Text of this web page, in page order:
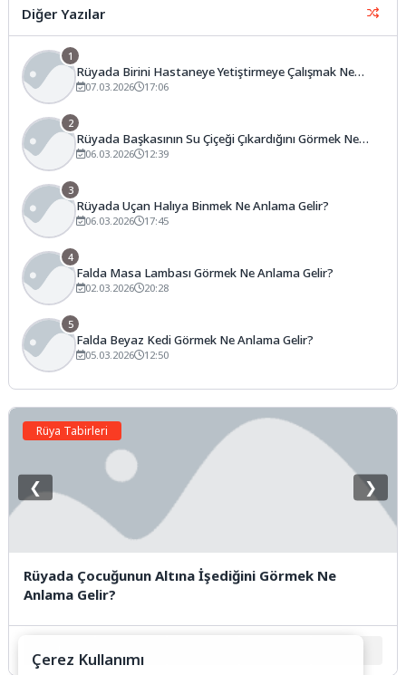
Diğer Yazılar
1
Rüyada Birini Hastaneye Yetiştirmeye Çalışmak Ne
Anlama Gelir?
07.03.2026 17:06
2
Rüyada Başkasının Su Çiçeği Çıkardığını Görmek Ne
Anlama Gelir?
06.03.2026 12:39
3
Rüyada Uçan Halıya Binmek Ne Anlama Gelir?
06.03.2026 17:45
4
Falda Masa Lambası Görmek Ne Anlama Gelir?
02.03.2026 20:28
5
Falda Beyaz Kedi Görmek Ne Anlama Gelir?
05.03.2026 12:50
Rüya Tabirleri
Rüyada Çocuğunun Altına İşediğini Görmek Ne
Anlama Gelir?
❮ ❯
Çerez Kullanımı